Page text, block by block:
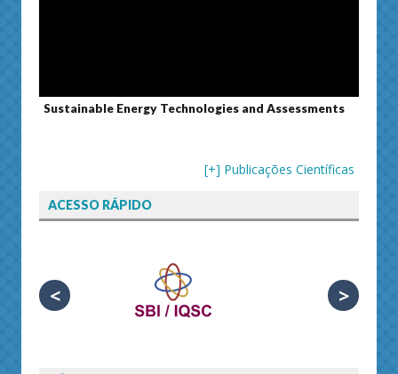
Sustainable Energy Technologies and Assessments
[+] Publicações Científicas
ACESSO RÁPIDO
< >